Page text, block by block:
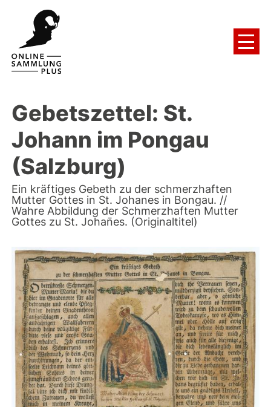
Gebetszettel: St.
Johann im Pongau
(Salzburg)
Ein kräftiges Gebeth zu der schmerzhaften
Mutter Gottes in St. Johanes in Bongau. //
Wahre Abbildung der Schmerzhaften Mutter
Gottes zu St. Johan̄es. (Originaltitel)